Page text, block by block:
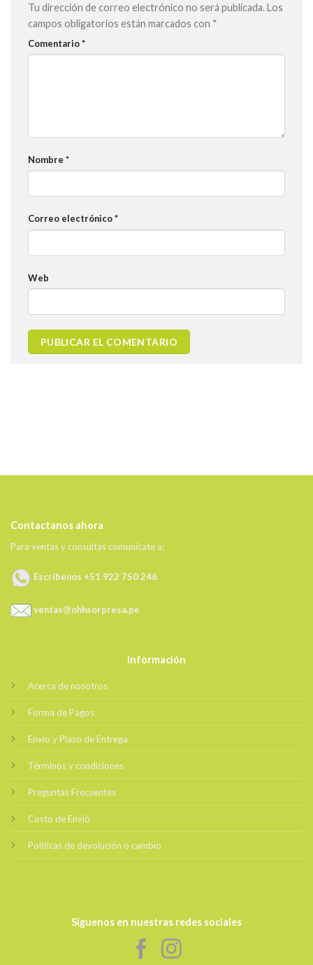
Tu dirección de correo electrónico no será publicada.Los
campos obligatorios están marcados con *
Comentario*
Nombre *
Correo electrónico*
Web
Contactanos ahora
Para ventas y consultas comunícate a:
Escribenos +51 922 750 246
ventas@ohhsorpresa.pe
Información
Acerca de nosotros
Forma de Pagos
Envio y Plazo de Entrega
Términos y condiciones
Preguntas Frecuentes
Costo de Envió
Políticas de devolución o cambio
Siguenos en nuestras redes sociales